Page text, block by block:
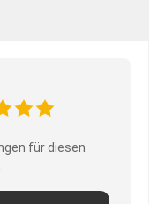
für diesen